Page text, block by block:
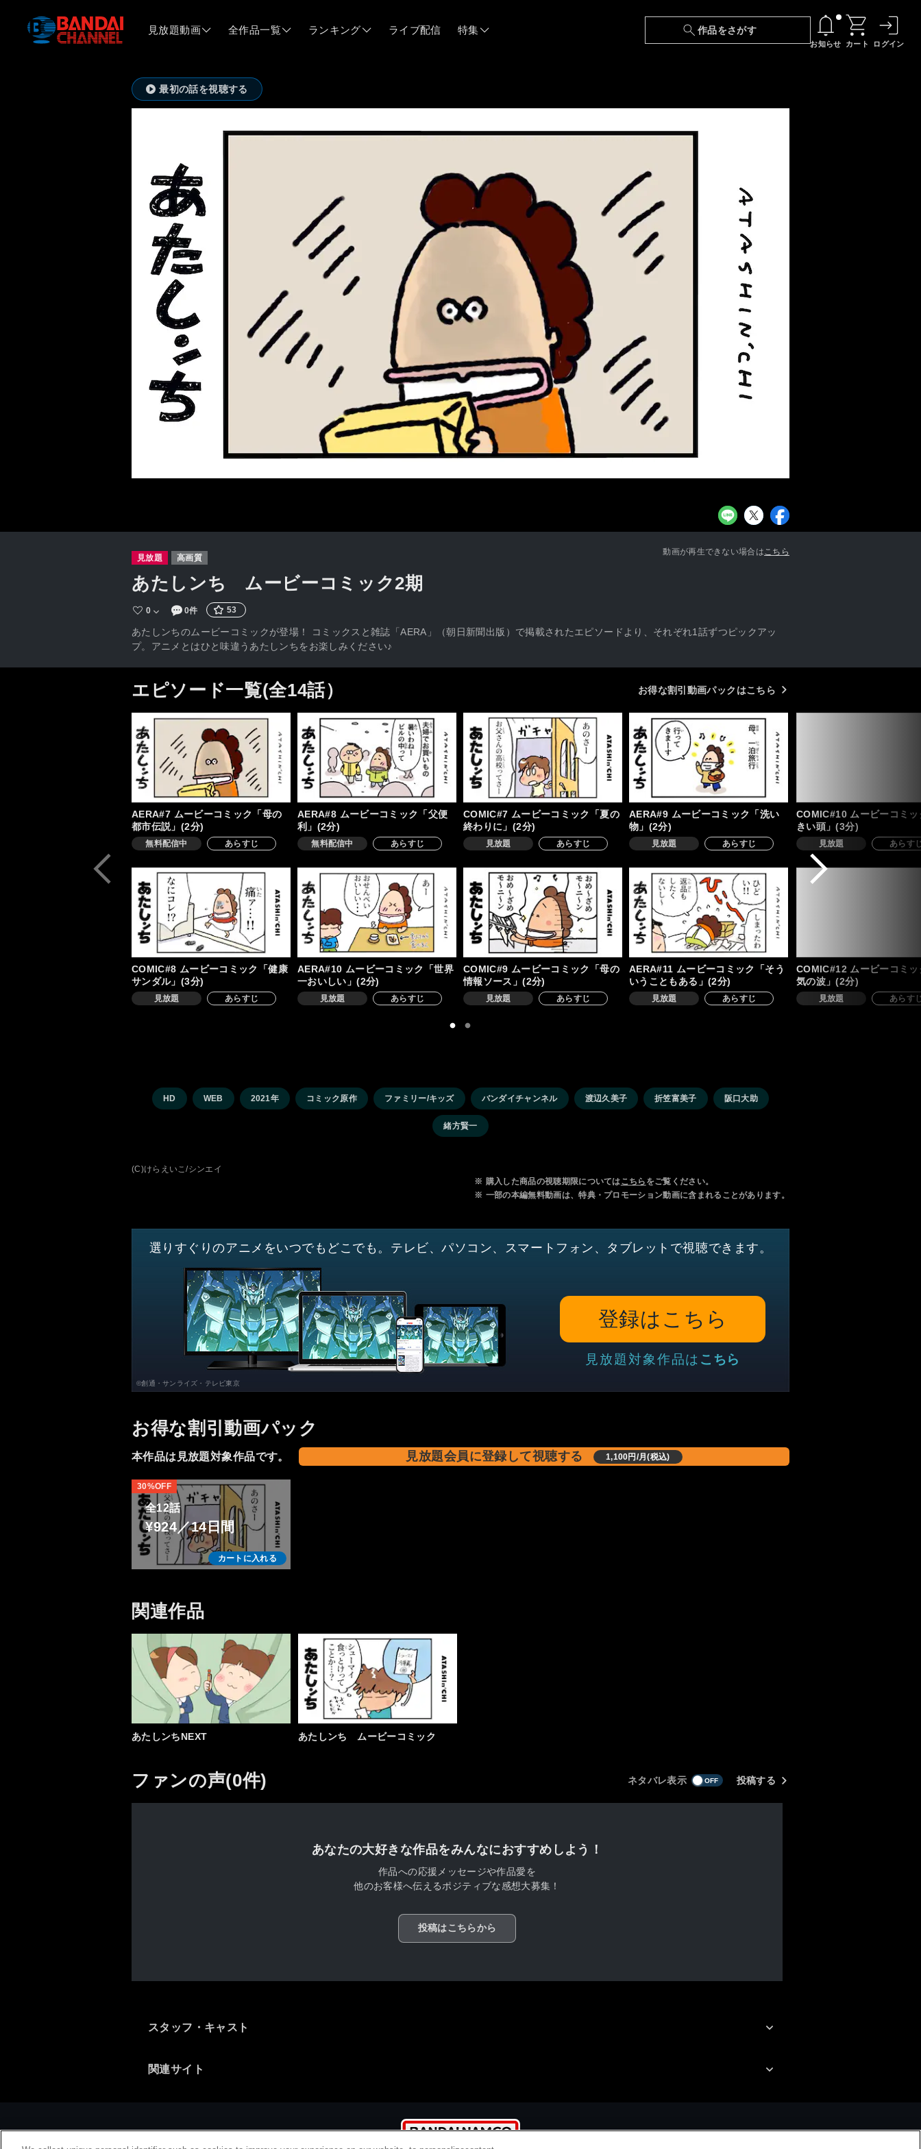
見放題動画 全作品一覧 ランキング ライブ配信 特集 作品をさがす
お知らせ
06/03
『最強の王様、二度目の人生は何をする？』第
24話 配信日変更のお知らせ
05/14
【日本語字幕】【セリフ検索】新規追加のお知
らせ
04/28
【障害】Android TVにおける不具合に関しまし
カート ログイン
最初の話を視聴する
動画が再生できない場合はこちら
見放題 高画質
あたしンち ムービーコミック2期
0 0件 53
あたしンちのムービーコミックが登場！ コミックスと雑誌「AERA」（朝日新聞出版）で掲載されたエピソードより、それぞれ1話ずつピックアッ
プ。アニメとはひと味違うあたしンちをお楽しみください♪
エピソード一覧(全14話） お得な割引動画パックはこちら
AERA#7 ムービーコミック「母の
都市伝説」(2分)
無料配信中 あらすじ
AERA#8 ムービーコミック「父便
利」(2分)
無料配信中 あらすじ
COMIC#7 ムービーコミック「夏の
終わりに」(2分)
見放題 あらすじ
AERA#9 ムービーコミック「洗い
物」(2分)
見放題 あらすじ
COMIC#8 ムービーコミック「健康
サンダル」(3分)
見放題 あらすじ
AERA#10 ムービーコミック「世界
一おいしい」(2分)
見放題 あらすじ
COMIC#9 ムービーコミック「母の
情報ソース」(2分)
見放題 あらすじ
AERA#11 ムービーコミック「そう
いうこともある」(2分)
見放題 あらすじ
COMIC#10 ムービーコミッ
きい頭」(3分)
見放題 あらす
COMIC#12 ムービーコミッ
気の波」(2分)
見放題 あらす
HD WEB 2021年 コミック原作 ファミリー/キッズ バンダイチャンネル 渡辺久美子 折笠富美子 阪口大助
緒方賢一
(C)けらえいこ/シンエイ
※ 購入した商品の視聴期限についてはこちら をご覧ください。
※ 一部の本編無料動画は、特典・プロモーション動画に含まれることがあります。
選りすぐりのアニメをいつでもどこでも。テレビ、パソコン、スマートフォン、タブレットで視聴できます。
登録はこちら
見放題対象作品は こちら
©創通・サンライズ・テレビ東京
お得な割引動画パック
本作品は見放題対象作品です。 見放題会員に登録して視聴する 1,100円/月(税込)
全12話
¥924／14日間
カートに入れる
30%OFF
関連作品
あたしンちNEXT あたしンち ムービーコミック
ファンの声(0件) ネタバレ表示 投稿する
あなたの大好きな作品をみんなにおすすめしよう！
作品への応援メッセージや作品愛を
他のお客様へ伝えるポジティブな感想大募集！
投稿はこちらから
スタッフ・キャスト
関連サイト